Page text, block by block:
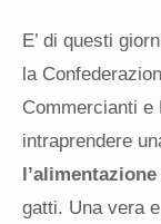
E’ di questi
la
Commercianti e
intraprendere
gatti. Una vera